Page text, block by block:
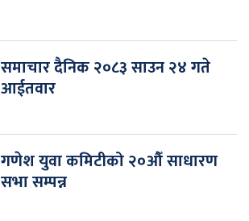
समाचार दैनिक २०८३ साउन २४ गते
आईतवार
गणेश युवा कमिटीको २०औँ साधारण
सभा सम्पन्न